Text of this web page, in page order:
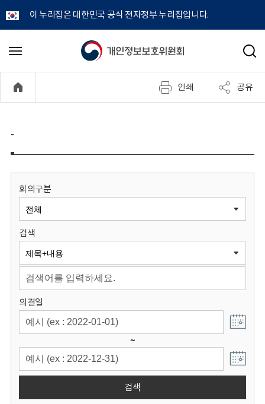
이 누리집은 대한민국 공식 전자정부 누리집입니다.
개
정
보
원
회
메
기
검
인쇄 공유
-
회의구분
검색
의결일
~
검색